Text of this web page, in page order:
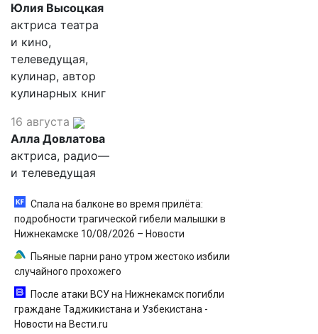
Юлия Высоцкая
актриса театра
и кино,
телеведущая,
кулинар, автор
кулинарных книг
16 августа
Алла Довлатова
актриса, радио—
и телеведущая
Спала на балконе во время прилёта:
подробности трагической гибели малышки в
Нижнекамске 10/08/2026 – Новости
Пьяные парни рано утром жестоко избили
случайного прохожего
После атаки ВСУ на Нижнекамск погибли
граждане Таджикистана и Узбекистана -
Новости на Вести.ru